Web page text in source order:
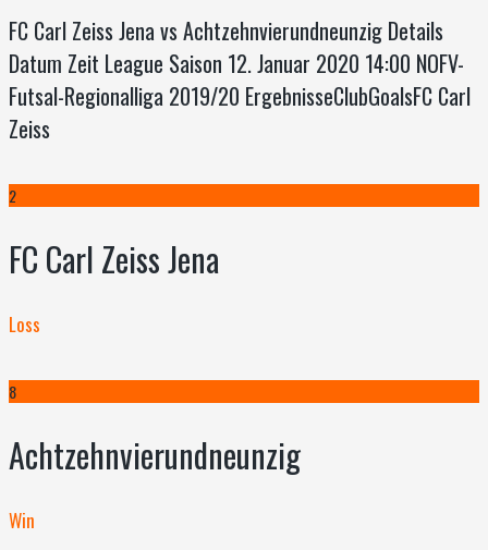
FC Carl Zeiss Jena vs Achtzehnvierundneunzig Details
Datum Zeit League Saison 12. Januar 2020 14:00 NOFV-
Futsal-Regionalliga 2019/20 ErgebnisseClubGoalsFC Carl
Zeiss
2
FC Carl Zeiss Jena
Loss
8
Achtzehnvierundneunzig
Win